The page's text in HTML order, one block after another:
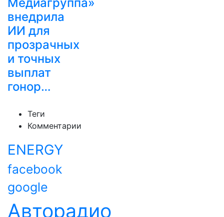
внедрила
ИИ для
прозрачных
и точных
выплат
гонор…
Теги
Комментарии
ENERGY
facebook
google
Авторадио